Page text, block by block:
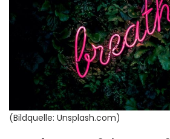
(Bildquelle: Unsplash.com)